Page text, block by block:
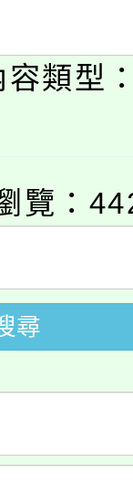
業人
、30在
桃園電
動會8/
舉行。
享有免
收入戶
可洽有
科技
科技中
入校路
業人
類型
覽：
尋